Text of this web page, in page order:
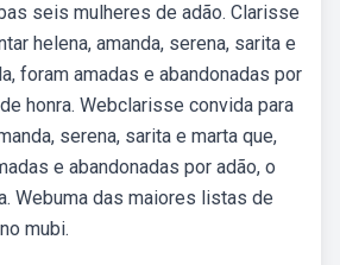
seis mulheres de adão. Clarisse
helena, amanda, serena, sarita e
foram amadas e abandonadas por
honra. Webclarisse convida para
serena, sarita e marta que,
e abandonadas por adão, o
Webuma das maiores listas de
mubi.